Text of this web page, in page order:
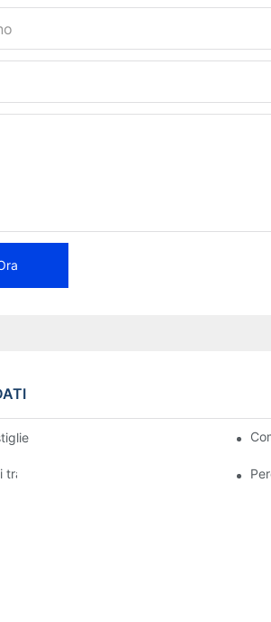
freno affidabili per la tua attività
i rivenditori di pastiglie freno